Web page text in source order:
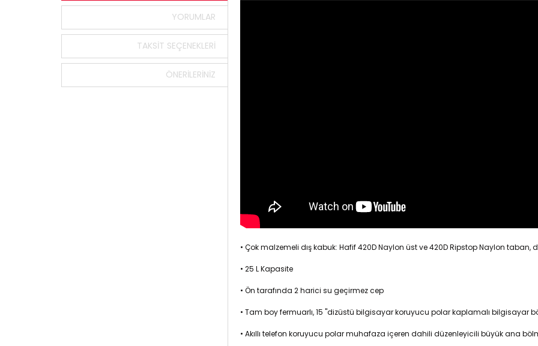
YORUMLAR
TAKSIT SEÇENEKLERI
ÖNERILERINIZ
• Çok malzemeli dış kabuk: Hafif 420D Naylon üst ve 420D Ripstop Naylon taban,
• 25 L Kapasite
• Ön tarafında 2 harici su geçirmez cep
• Tam boy fermuarlı, 15 "dizüstü bilgisayar koruyucu polar kaplamalı bilgisayar
• Akıllı telefon koruyucu polar muhafaza içeren dahili düzenleyicili büyük ana